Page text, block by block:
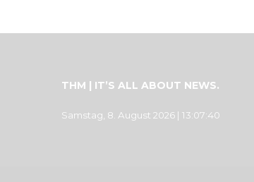
THM | IT’S ALL ABOUT NEWS.
Samstag, 8. August 2026 | 13:07:40